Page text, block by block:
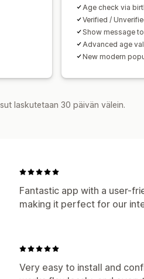
Age check via
Verified /
Show message
Advanced age
New modern
laskutetaan 30 päivän välein.
Fantastic app with a user-
making it perfect for our
Very easy to install and